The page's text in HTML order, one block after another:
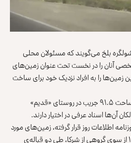
بلخ می‌گویند که مسئولان محلی
آنان را در نخست تحت عنوان زمین‌های
را به افراد نزدیک خود برای ساخت
این زمین‌ها در دو قطعه به مساحت ۹۱.۵ جریب در روستای «قدیم»
آن‌ها اسناد عرفی در اختیار دارند.
اطلاعات روز قرار گرفته، زمین‌های مورد
نظر در سال‌های ۱۳۸۴ و ۱۳۸۷ از سوی گروهی از شرکا، طی دو قباله‌ی